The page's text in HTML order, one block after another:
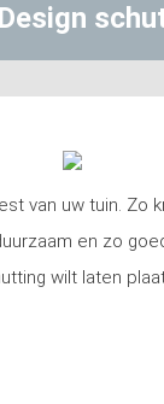
Design
van uw tuin. Zo
en zo
wilt laten